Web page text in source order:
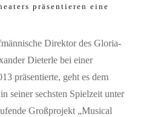
präsentieren eine
Direktor des Gloria-
Dieterle bei einer
präsentierte, geht es dem
seiner sechsten Spielzeit unter
Großprojekt „Musical